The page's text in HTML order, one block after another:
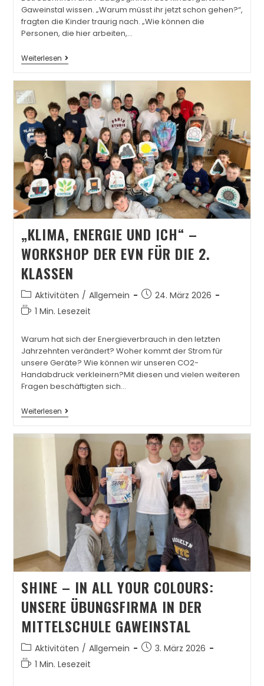
Gaweinstal wissen. „Warum müsst ihr jetzt schon gehen?“,
fragten die Kinder traurig nach. „Wie können die
Personen, die hier arbeiten,…
Weiterlesen
„KLIMA, ENERGIE UND ICH“ –
WORKSHOP DER EVN FÜR DIE 2.
KLASSEN
Aktivitäten / Allgemein
24. März 2026
1 Min. Lesezeit
Warum hat sich der Energieverbrauch in den letzten
Jahrzehnten verändert? Woher kommt der Strom für
unsere Geräte? Wie können wir unseren CO2-
Handabdruck verkleinern?Mit diesen und vielen weiteren
Fragen beschäftigten sich…
Weiterlesen
SHINE – IN ALL YOUR COLOURS:
UNSERE ÜBUNGSFIRMA IN DER
MITTELSCHULE GAWEINSTAL
Aktivitäten / Allgemein
3. März 2026
1 Min. Lesezeit